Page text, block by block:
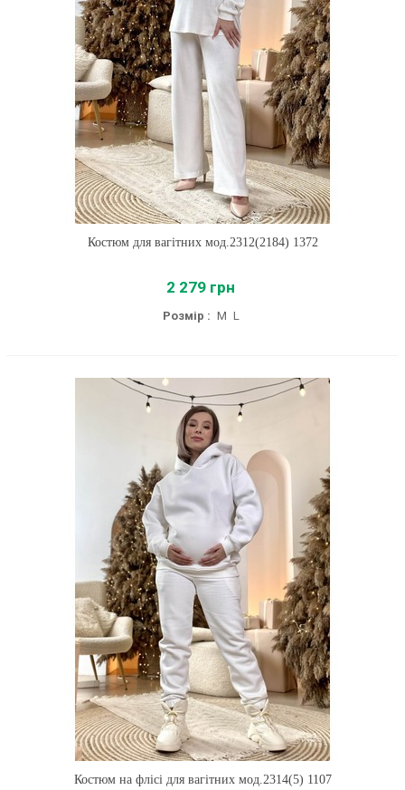
Костюм для вагітних мод.2312(2184) 1372
2 279 грн
Розмір : M L
Костюм на флісі для вагітних мод.2314(5) 1107